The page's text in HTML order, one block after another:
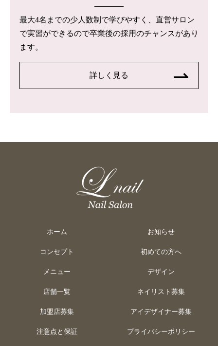
最大4名までの少人数制で学びやすく、直営サロン
で実習ができるので卒業後の採用のチャンスがあり
ます。
詳しく見る
ホーム
コンセプト
メニュー
店舗一覧
加盟店募集
注意点と保証
お知らせ
初めての方へ
デザイン
ネイリスト募集
アイデザイナー募集
プライバシーポリシー